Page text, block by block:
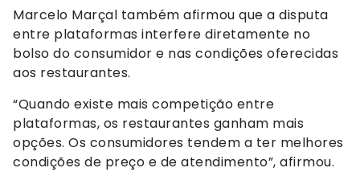
Marcelo Marçal também afirmou que a disputa
entre plataformas interfere diretamente no
bolso do consumidor e nas condições oferecidas
aos restaurantes.
“Quando existe mais competição entre
plataformas, os restaurantes ganham mais
opções. Os consumidores tendem a ter melhores
condições de preço e de atendimento”, afirmou.